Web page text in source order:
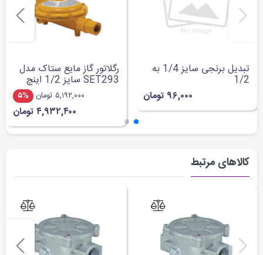
تبدیل برنجی سایز 1/4 به
1/2
۹۶,۰۰۰ تومان
رگلاتور گاز مایع ستاک مدل
SET293 سایز 1/2 اینچ
۵,۱۹۲,۰۰۰ تومان ۵%
۴,۹۳۲,۴۰۰ تومان
کالاهای مرتبط